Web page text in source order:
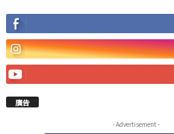
廣告
- Advertisement -